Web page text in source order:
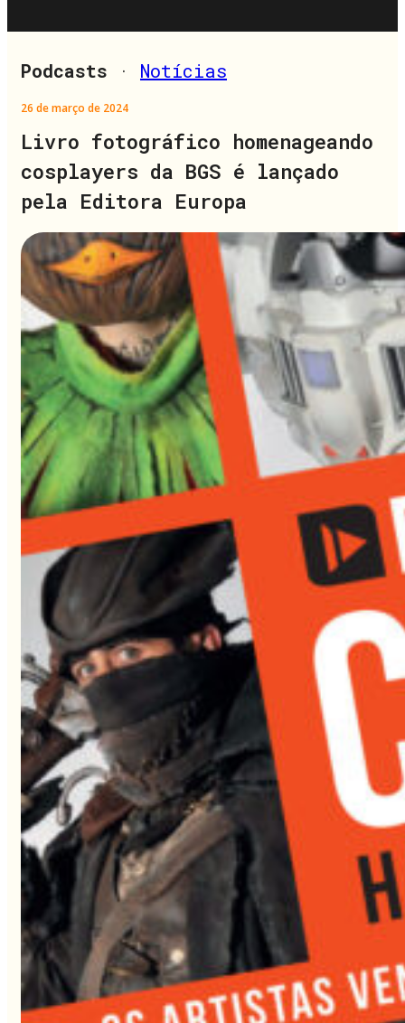
Podcasts · Notícias
26 de março de 2024
Livro fotográfico homenageando
cosplayers da BGS é lançado
pela Editora Europa